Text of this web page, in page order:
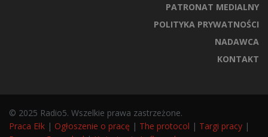
PATRONAT MEDIALNY
POLITYKA PRYWATNOŚCI
NADAWCA
KONTAKT
© 2025 Radio5. Wszelkie prawa zastrzeżone.
Praca Ełk | Ogłoszenie o pracę | The protocol | Targi pracy |